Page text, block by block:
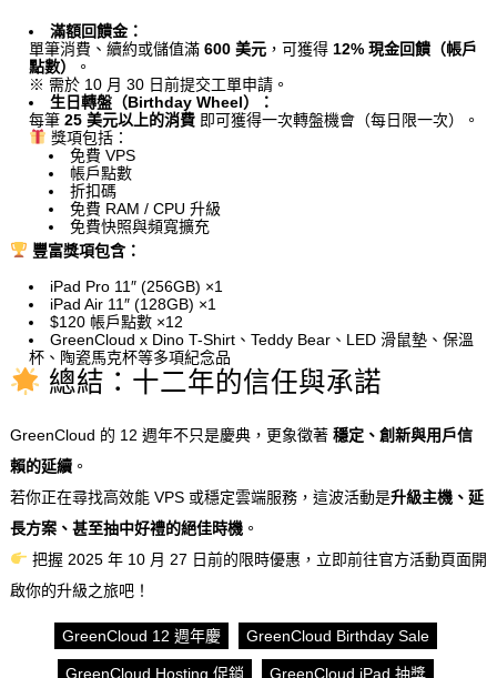
滿額回饋金：
單筆消費、續約或儲值滿600 美元 ，可獲得 12% 現金回饋（帳戶
點數）
。
※ 需於 10 月 30 日前提交工單申請。
生日轉盤（Birthday Wheel）：
每筆25 美元以上的消費 即可獲得一次轉盤機會（每日限一次）。
獎項包括：
免費 VPS
帳戶點數
折扣碼
免費 RAM / CPU 升級
免費快照與頻寬擴充
豐富獎項包含：
iPad Pro 11″ (256GB) ×1
iPad Air 11″ (128GB) ×1
$120 帳戶點數 ×12
GreenCloud x Dino T-Shirt、Teddy Bear、LED 滑鼠墊、保溫
杯、陶瓷馬克杯等多項紀念品
總結：十二年的信任與承諾
GreenCloud 的 12 週年不只是慶典，更象徵著 穩定、創新與用戶信
賴的延續。
若你正在尋找高效能 VPS 或穩定雲端服務，這波活動是升級主機、延
長方案、甚至抽中好禮的絕佳時機。
把握 2025 年 10 月 27 日前的限時優惠，立即前往官方活動頁面開
啟你的升級之旅吧！
GreenCloud 12 週年慶 GreenCloud Birthday Sale
GreenCloud Hosting 促銷 GreenCloud iPad 抽獎